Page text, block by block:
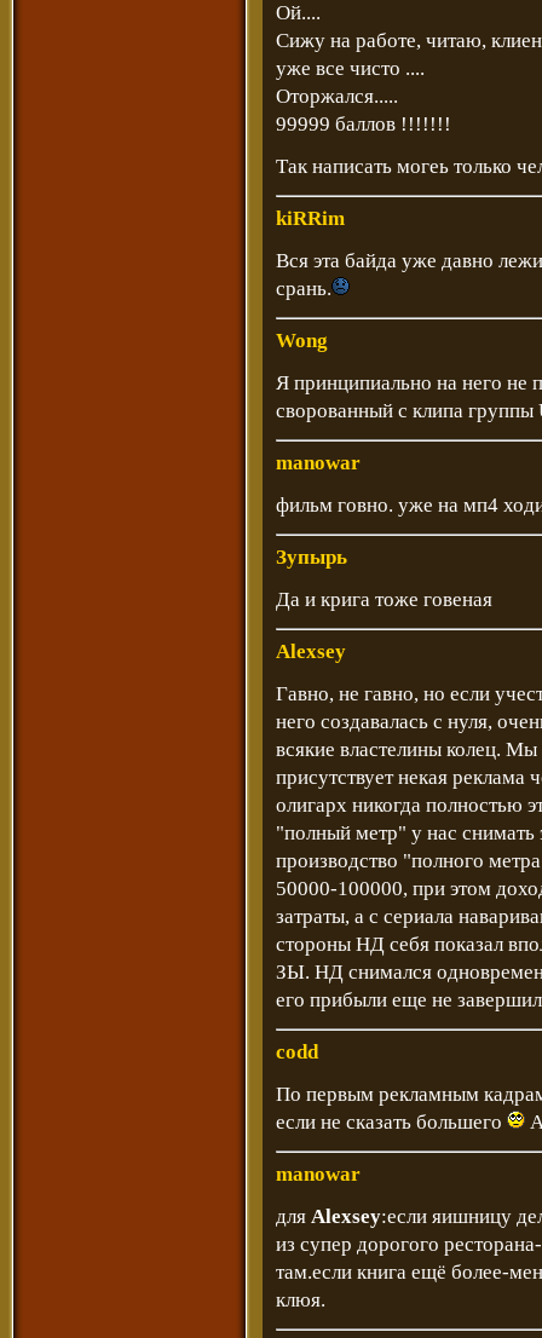
Ой....
Сижу на работе, читаю,
уже все чисто ....
Оторжался.....
99999 баллов !!!!!!!
Так написать могеь только
kiRRim
Вся эта байда уже давно
срань.
Wong
Я принципиально на него не
сворованный с клипа
manowar
фильм говно. уже на мп4
Зупырь
Да и крига тоже говеная
Alexsey
Гавно, не гавно, но если
него создавалась с нуля,
всякие властелины колец.
присутствует некая реклама
олигарх никогда полностью
"полный метр" у нас снимать
производство "полного
50000-100000, при этом
затраты, а с сериала
стороны НД себя показал
ЗЫ. НД снимался
его прибыли еще не
codd
По первым рекламным
если не сказать большего
manowar
для Alexsey:если яишницу
из супер дорогого
там.если книга ещё более-
клюя.